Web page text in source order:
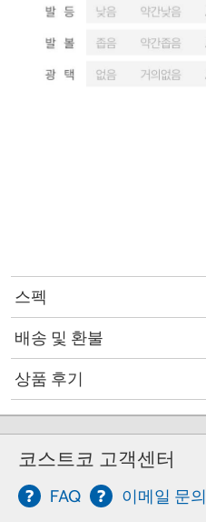
스펙
배송 및 환불
상품 후기
코스트코 고객센터
FAQ 이메일 문의